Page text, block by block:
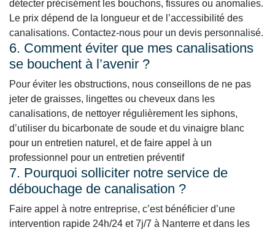
détecter précisément les bouchons, fissures ou anomalies.
Le prix dépend de la longueur et de l’accessibilité des
canalisations. Contactez-nous pour un devis personnalisé.
6. Comment éviter que mes canalisations
se bouchent à l’avenir ?
Pour éviter les obstructions, nous conseillons de ne pas
jeter de graisses, lingettes ou cheveux dans les
canalisations, de nettoyer régulièrement les siphons,
d’utiliser du bicarbonate de soude et du vinaigre blanc
pour un entretien naturel, et de faire appel à un
professionnel pour un entretien préventif
7. Pourquoi solliciter notre service de
débouchage de canalisation ?
Faire appel à notre entreprise, c’est bénéficier d’une
intervention rapide 24h/24 et 7j/7 à Nanterre et dans les